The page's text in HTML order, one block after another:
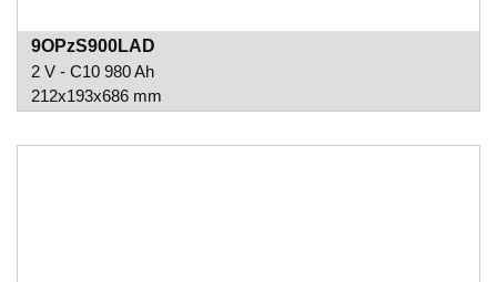
9OPzS900LAD
2 V - C10 980 Ah
212x193x686 mm